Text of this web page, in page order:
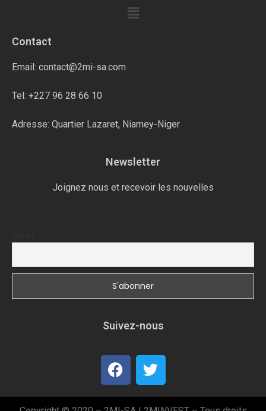
Contact
Email: contact@2mi-sa.com
Tel: +227 96 28 66 10
Adresse: Quartier Lazaret, Niamey-Niger
Newsletter
Joignez nous et recevoir les nouvelles
Suivez-nous